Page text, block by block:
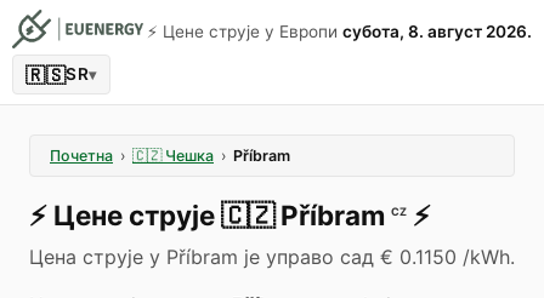
⚡️ Цене струје у Европи субота, 8. август 2026.
🇷🇸SR▾
Почетна › 🇨🇿 Чешка › Příbram
⚡️ Цене струје🇨🇿 Příbram CZ ⚡️
Цена струје у Příbram је управо сад € 0.1150 /kWh.